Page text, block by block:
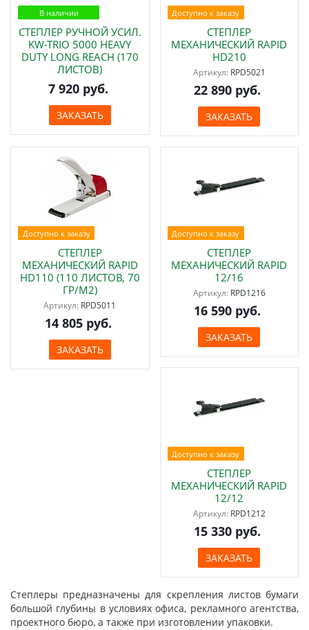
В наличии
СТЕПЛЕР РУЧНОЙ УСИЛ.
KW-TRIO 5000 HEAVY
DUTY LONG REACH (170
ЛИСТОВ)
7 920 руб.
ЗАКАЗАТЬ
Доступно к заказу
СТЕПЛЕP
МЕХАНИЧЕСКИЙ RAPID
HD210
Артикул: RPD5021
22 890 руб.
ЗАКАЗАТЬ
Доступно к заказу
СТЕПЛЕP
МЕХАНИЧЕСКИЙ RAPID
HD110 (110 ЛИСТОВ, 70
ГР/М2)
Артикул: RPD5011
14 805 руб.
ЗАКАЗАТЬ
Доступно к заказу
СТЕПЛЕP
МЕХАНИЧЕСКИЙ RAPID
12/16
Артикул: RPD1216
16 590 руб.
ЗАКАЗАТЬ
Доступно к заказу
СТЕПЛЕP
МЕХАНИЧЕСКИЙ RAPID
12/12
Артикул: RPD1212
15 330 руб.
ЗАКАЗАТЬ
Степлеры предназначены для скрепления листов бумаги
большой глубины в условиях офиса, рекламного агентства,
проектного бюро, а также при изготовлении упаковки.